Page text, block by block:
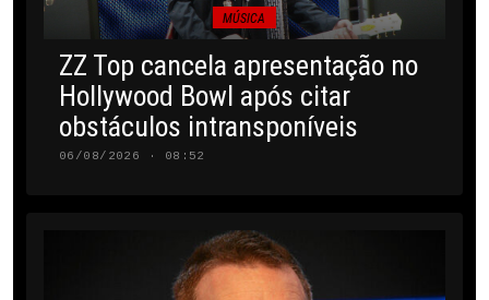
MÚSICA
ZZ Top cancela apresentação no
Hollywood Bowl após citar
obstáculos intransponíveis
06/08/2026 · 08:52